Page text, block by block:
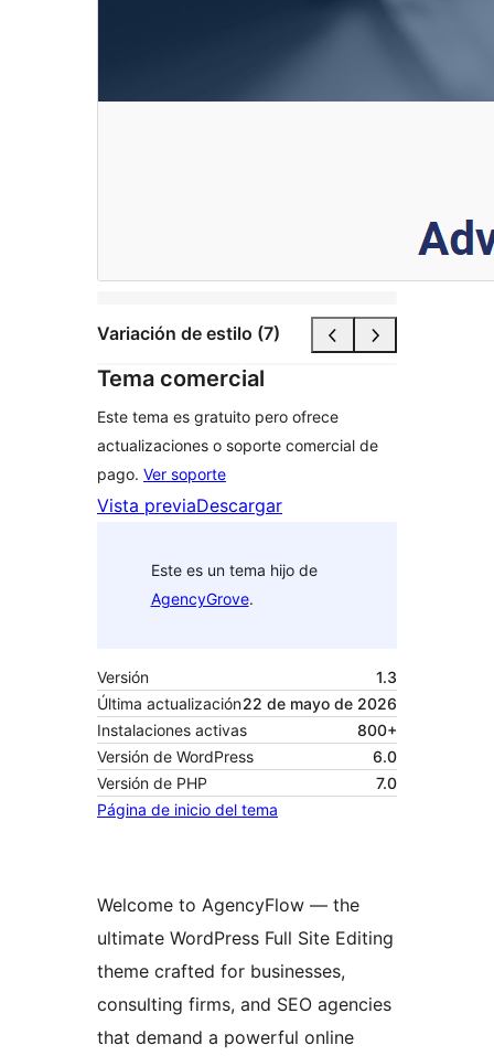
Variación de estilo (7)
Tema comercial
Este tema es gratuito pero ofrece
actualizaciones o soporte comercial de
pago. Ver soporte
Vista previaDescargar
Este es un tema hijo de
AgencyGrove.
Versión
1.3
Última actualización22 de mayo de 2026
Instalaciones activas
800+
Versión de WordPress
6.0
Versión de PHP
7.0
Página de inicio del tema
Welcome to AgencyFlow — the
ultimate WordPress Full Site Editing
theme crafted for businesses,
consulting firms, and SEO agencies
that demand a powerful online